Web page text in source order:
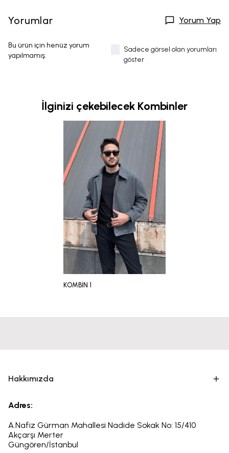
Yorumlar Yorum Yap
Bu ürün için henüz yorum
yapılmamış.
Sadece görsel olan yorumları
göster
İlginizi çekebilecek Kombinler
KOMBİN 1
Hakkımızda
Adres:
A.Nafiz Gürman Mahallesi Nadide Sokak No: 15/410
Akçarşı Merter
Güngören/İstanbul